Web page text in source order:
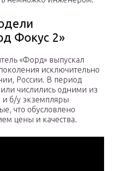
Фокус 2»
«Форд» выпускал
исключительно
России. В период
числились одними из
и б/у экземпляры
что обусловлено
цены и качества.